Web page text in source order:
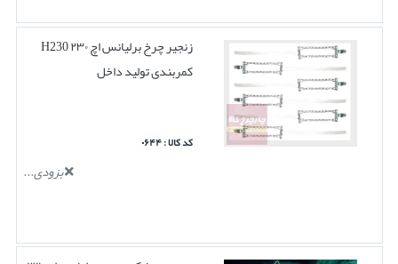
زنجیر چرخ برلیانس اچ ۲۳۰ H230
کمربندی تولید داخل
کد کالا : ۰۶۴۴
بزودی...